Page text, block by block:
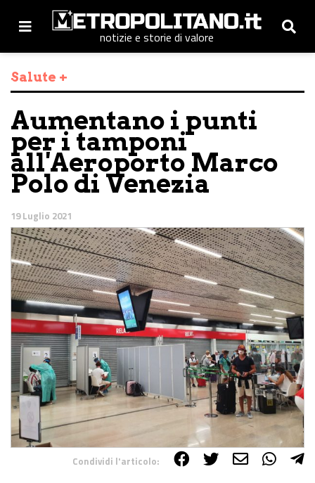
notizie e storie di valore
Salute +
Aumentano i punti
per i tamponi
all'Aeroporto Marco
Polo di Venezia
19 Luglio 2021
Condividi l'articolo: